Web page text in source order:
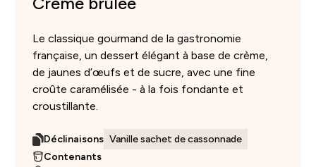
Le classique gourmand de la gastronomie
française, un dessert élégant à base de crème,
de jaunes d’œufs et de sucre, avec une fine
croûte caramélisée - à la fois fondante et
croustillante.
Déclinaisons Vanille sachet de cassonnade
Contenants